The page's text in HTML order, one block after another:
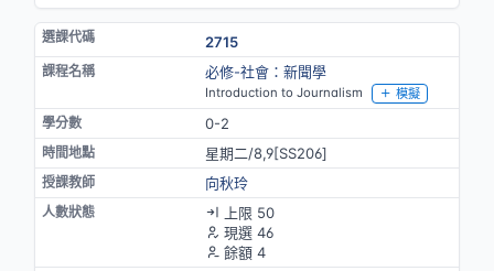
2715
必修-社會：新聞學
Introduction to Journalism 模擬
0-2
星期二/8,9[SS206]
向秋玲
上限 50
現選 46
餘額 4